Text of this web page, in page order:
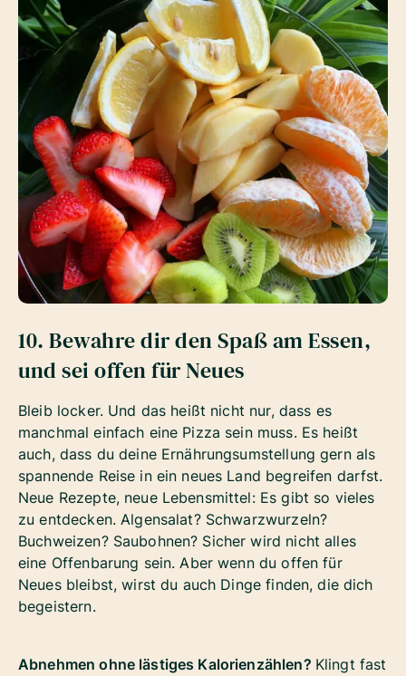
10. Bewahre dir den Spaß am Essen,
und sei offen für Neues
Bleib locker. Und das heißt nicht nur, dass es
manchmal einfach eine Pizza sein muss. Es heißt
auch, dass du deine Ernährungsumstellung gern als
spannende Reise in ein neues Land begreifen darfst.
Neue Rezepte, neue Lebensmittel: Es gibt so vieles
zu entdecken. Algensalat? Schwarzwurzeln?
Buchweizen? Saubohnen? Sicher wird nicht alles
eine Offenbarung sein. Aber wenn du offen für
Neues bleibst, wirst du auch Dinge finden, die dich
begeistern.
Abnehmen ohne lästiges Kalorienzählen? Klingt fast